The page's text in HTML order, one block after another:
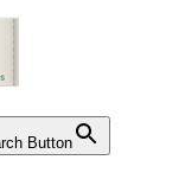
Button